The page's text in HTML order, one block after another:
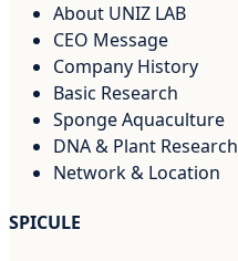
About UNIZ LAB
CEO Message
Company History
Basic Research
Sponge Aquaculture
DNA & Plant Research
Network & Location
SPICULE